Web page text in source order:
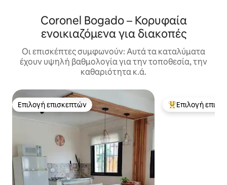
Coronel Bogado – Κορυφαία
ενοικιαζόμενα για διακοπές
Οι επισκέπτες συμφωνούν: Αυτά τα καταλύματα
έχουν υψηλή βαθμολογία για την τοποθεσία, την
καθαριότητα κ.ά.
Επιλογή επισκεπτών
Επιλογή επισκεπτών Κορυφαία
Επιλογή